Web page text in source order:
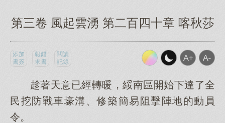
第三卷 風起雲湧 第二百四十章 喀秋莎
添加
書簽
報錯
求書
閱讀
記錄
趁著天意已經轉暖，綏南區開始下達了全
民挖防戰車壕溝、修築簡易阻擊陣地的動員
令。